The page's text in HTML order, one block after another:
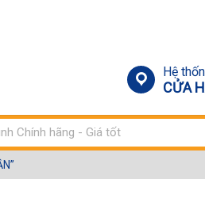
Hệ
CỬA